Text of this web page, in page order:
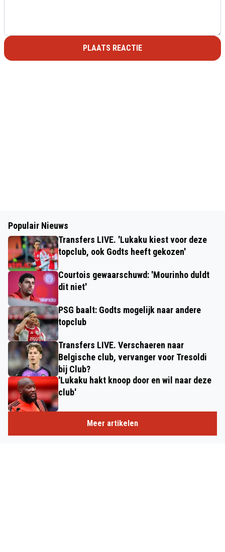
PLAATS REACTIE
Populair Nieuws
Transfers LIVE. 'Lukaku kiest voor deze
topclub, ook Godts heeft gekozen'
Courtois gewaarschuwd: 'Mourinho duldt
dit niet'
PSG baalt: Godts mogelijk naar andere
topclub
Transfers LIVE. Verschaeren naar
Belgische club, vervanger voor Tresoldi
bij Club?
'Lukaku hakt knoop door en wil naar deze
club'
Meer artikelen